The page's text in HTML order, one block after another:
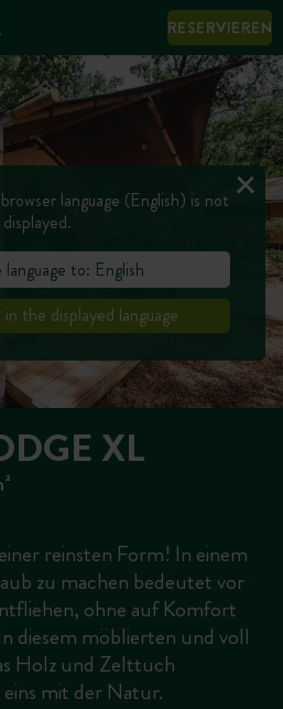
RESERVIEREN
XL
reinsten Form! In einem
zu machen bedeutet vor
ohne auf Komfort
diesem möblierten und voll
Holz und Zelttuch
mit der Natur.
language (English) is not
language to: English
the displayed language